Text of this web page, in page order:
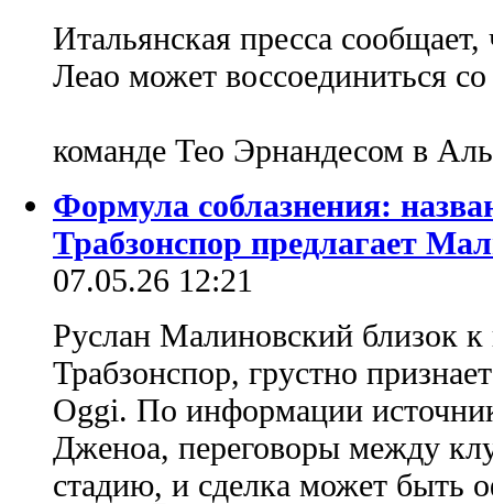
Итальянская пресса
Леао может воссоединиться
команде Тео Эрнандесом в
Формула соблазнения:
Трабзонспор предлагает
07.05.26 12:21
Руслан Малиновский близок
Трабзонспор, грустно
Oggi. По информации
Дженоа, переговоры между
стадию, и сделка может быть